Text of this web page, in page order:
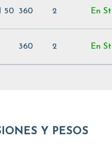
50 360 2 En
360 2 En
Y PESOS